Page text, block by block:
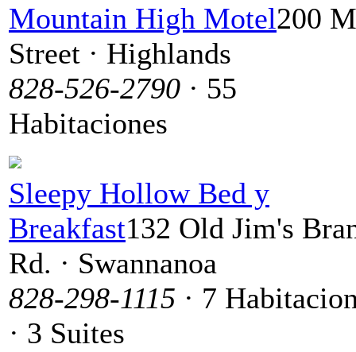
Mountain High Motel200
Street · Highlands
828-526-2790 · 55
Habitaciones
Sleepy Hollow Bed y
Breakfast132 Old Jim's
Rd. · Swannanoa
828-298-1115 · 7
· 3 Suites